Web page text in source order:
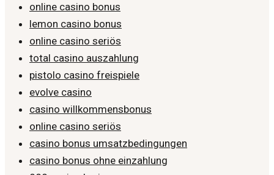
online casino bonus
lemon casino bonus
online casino seriös
total casino auszahlung
pistolo casino freispiele
evolve casino
casino willkommensbonus
online casino seriös
casino bonus umsatzbedingungen
casino bonus ohne einzahlung